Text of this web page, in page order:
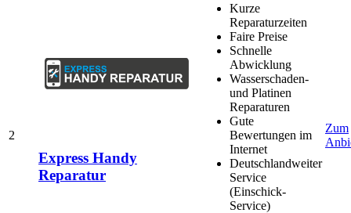
2
Express Handy
Reparatur
Kurze
Reparaturzeiten
Faire Preise
Schnelle
Abwicklung
Wasserschaden-
und Platinen
Reparaturen
Gute
Bewertungen im
Internet
Deutschlandweiter
Service
(Einschick-
Service)
Zum